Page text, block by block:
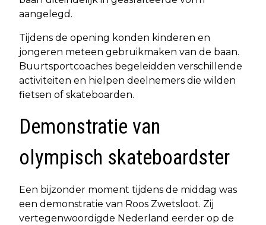
aangelegd.
Tijdens de opening konden kinderen en
jongeren meteen gebruikmaken van de baan.
Buurtsportcoaches begeleidden verschillende
activiteiten en hielpen deelnemers die wilden
fietsen of skateboarden.
Demonstratie van
olympisch skateboardster
Een bijzonder moment tijdens de middag was
een demonstratie van Roos Zwetsloot. Zij
vertegenwoordigde Nederland eerder op de